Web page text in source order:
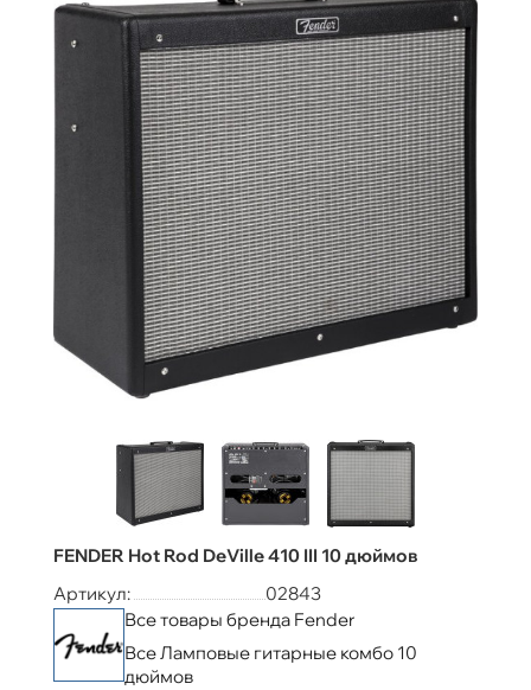
FENDER Hot Rod DeVille 410 III 10 дюймов
Артикул:
02843
Все товары бренда Fender
Все Ламповые гитарные комбо 10
дюймов